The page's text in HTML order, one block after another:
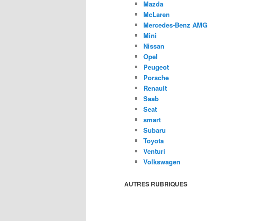
Mazda
McLaren
Mercedes-Benz AMG
Mini
Nissan
Opel
Peugeot
Porsche
Renault
Saab
Seat
smart
Subaru
Toyota
Venturi
Volkswagen
AUTRES RUBRIQUES